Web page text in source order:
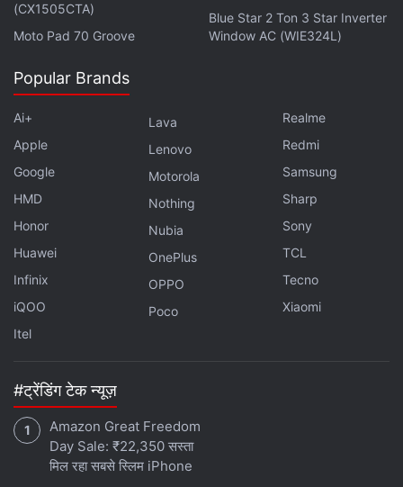
(CX1505CTA)
Moto Pad 70 Groove
Blue Star 2 Ton 3 Star Inverter
Window AC (WIE324L)
Popular Brands
Ai+
Apple
Google
HMD
Honor
Huawei
Infinix
iQOO
Itel
Lava
Lenovo
Motorola
Nothing
Nubia
OnePlus
OPPO
Poco
Realme
Redmi
Samsung
Sharp
Sony
TCL
Tecno
Xiaomi
#ट्रेंडिंग टेक न्यूज़
Amazon Great Freedom
Day Sale: ₹22,350 सस्ता
मिल रहा सबसे स्लिम iPhone